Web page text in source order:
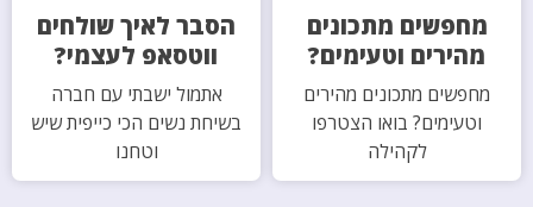
מחפשים מתכונים
מהירים וטעימים?
מחפשים מתכונים מהירים
וטעימים? בואו הצטרפו
לקהילה
הסבר לאיך שולחים
ווטסאפ לעצמי?
אתמול ישבתי עם חברה
בשיחת נשים הכי כייפית שיש
וטחנו